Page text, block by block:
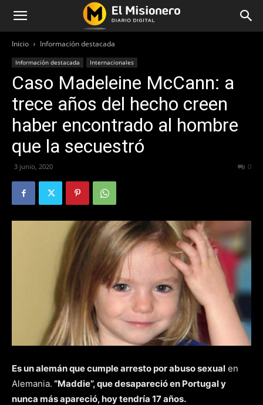
Inicio Información destacada
Información destacada Internacionales
Caso Madeleine McCann: a
trece años del hecho creen
haber encontrado al hombre
que la secuestró
3 junio, 2020 0
Es un alemán que cumple arresto por abuso sexual en
Alemania. “Maddie”, que desapareció en Portugal y
nunca más apareció, hoy tendría 17 años.